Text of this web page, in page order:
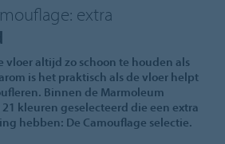
extra
vloer altijd zo schoon te houden als
is het praktisch als de vloer helpt
Binnen de Marmoleum
kleuren geselecteerd die een extra
hebben: De Camouflage selectie.